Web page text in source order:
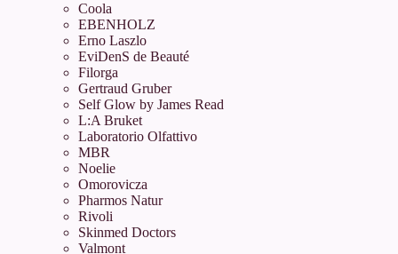
Coola
EBENHOLZ
Erno Laszlo
EviDenS de Beauté
Filorga
Gertraud Gruber
Self Glow by James Read
L:A Bruket
Laboratorio Olfattivo
MBR
Noelie
Omorovicza
Pharmos Natur
Rivoli
Skinmed Doctors
Valmont